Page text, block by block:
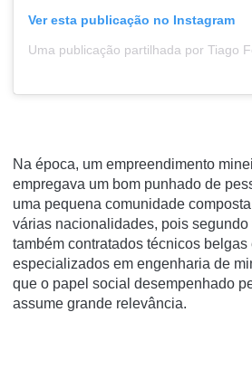
Ver esta publicação no Instagram
Na época, um empreendimento
empregava um bom punhado de
uma pequena comunidade
várias nacionalidades, pois segundo
também contratados técnicos belgas
especializados em engenharia de
que o papel social desempenhado
assume grande relevância.